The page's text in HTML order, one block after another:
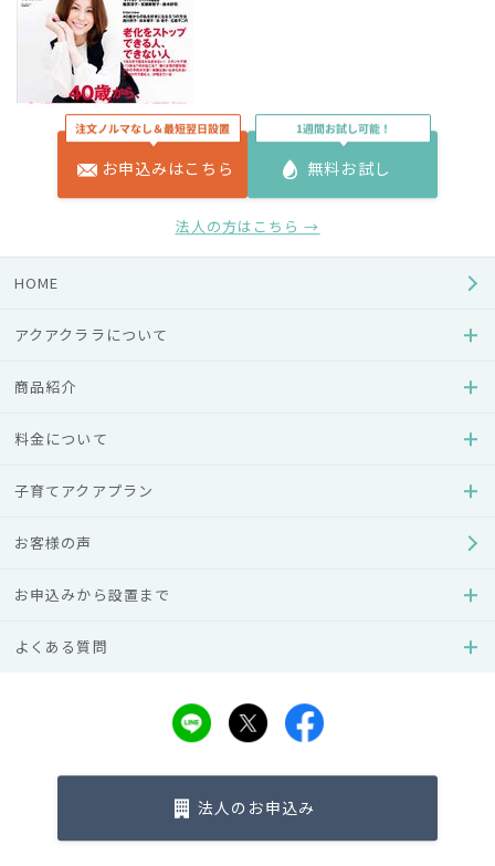
発行日：2015年11月17日
9月
お申込みはこちら 無料お試し
法人の方はこちら →
HOME
アクアクララについて
商品紹介
料金について
子育てアクアプラン
お客様の声
お申込みから設置まで
よくある質問
法人のお申込み